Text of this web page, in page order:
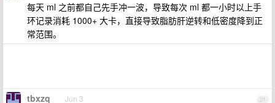
每天 ml 之前都自己先手冲一波，导致每次 ml 都一小时以上手
环记录消耗 1000+ 大卡，直接导致脂肪肝逆转和低密度降到正
常范围。
21
tbxzq Jun 3